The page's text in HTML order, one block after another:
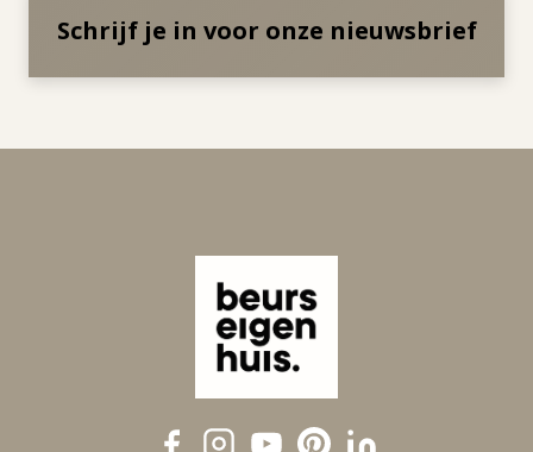
Schrijf je in voor onze nieuwsbrief